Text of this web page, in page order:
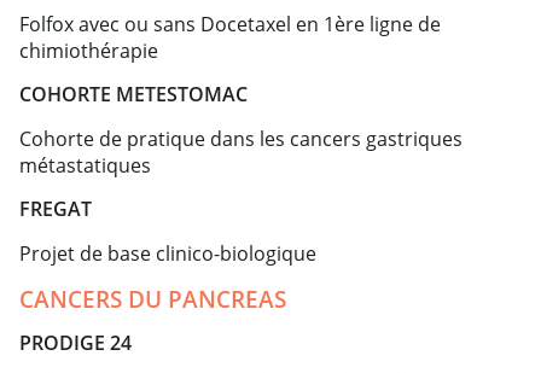
Folfox avec ou sans Docetaxel en 1ère ligne de
chimiothérapie
COHORTE METESTOMAC
Cohorte de pratique dans les cancers gastriques
métastatiques
FREGAT
Projet de base clinico-biologique
CANCERS DU PANCREAS
PRODIGE 24